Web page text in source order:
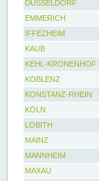
DÜSSELDORF
EMMERICH
IFFEZHEIM
KAUB
KEHL-KRONENHOF
KOBLENZ
KONSTANZ-RHEIN
KÖLN
LOBITH
MAINZ
MANNHEIM
MAXAU